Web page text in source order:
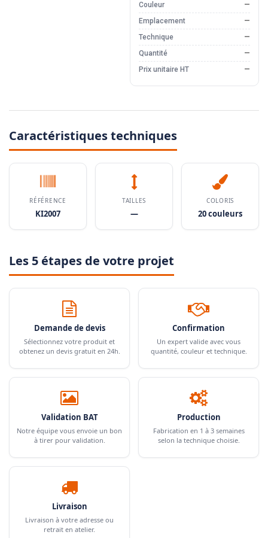
Couleur
—
Emplacement
—
Technique
—
Quantité
—
Prix unitaire HT
—
Caractéristiques techniques
RÉFÉRENCE
KI2007
TAILLES
—
COLORIS
20 couleurs
Les 5 étapes de votre projet
Demande de devis
Sélectionnez votre produit et
obtenez un devis gratuit en 24h.
Confirmation
Un expert valide avec vous
quantité, couleur et technique.
Validation BAT
Notre équipe vous envoie un bon
à tirer pour validation.
Production
Fabrication en 1 à 3 semaines
selon la technique choisie.
Livraison
Livraison à votre adresse ou
retrait en atelier.